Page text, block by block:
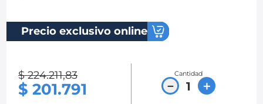
Precio exclusivo online
$ 224.211,83
$ 201.791
Cantidad
＋
－
sail
chevrolet spark gt
10. mazda 2